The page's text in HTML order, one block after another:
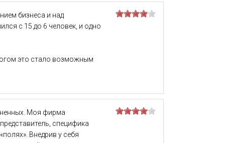
бизнеса и над
с 15 до 6 человек, и одно
это стало возможным
Моя фирма
специфика
Внедрив у себя